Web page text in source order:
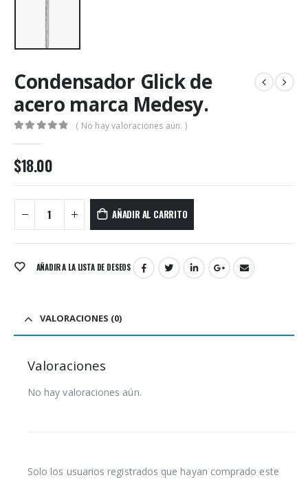
Condensador Glick de
acero marca Medesy.
( No hay valoraciones aún. )
$18.00
AÑADIR AL CARRITO
AÑADIR A LA LISTA DE DESEOS
VALORACIONES (0)
Valoraciones
No hay valoraciones aún.
Solo los usuarios registrados que hayan comprado este